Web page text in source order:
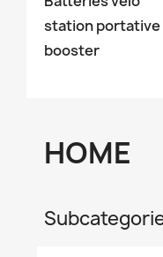
station portative
booster
HOME